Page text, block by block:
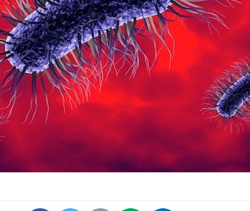
Le Viagra pourrait-il
freiner la propagation du
cancer ?
Pourquoi manger moins
de protéines pourrait
finalement être bénéfique